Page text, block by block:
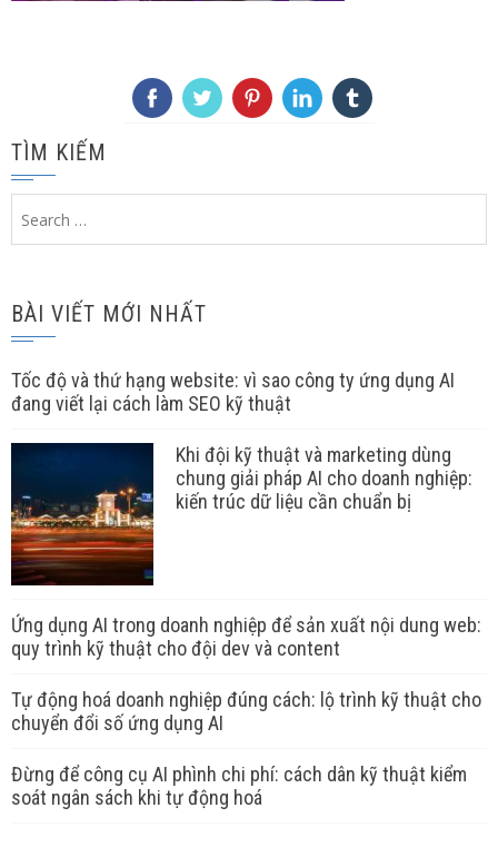
TÌM KIẾM
BÀI VIẾT MỚI NHẤT
Tốc độ và thứ hạng website: vì sao công ty ứng dụng AI
đang viết lại cách làm SEO kỹ thuật
Khi đội kỹ thuật và marketing dùng
chung giải pháp AI cho doanh nghiệp:
kiến trúc dữ liệu cần chuẩn bị
Ứng dụng AI trong doanh nghiệp để sản xuất nội dung web:
quy trình kỹ thuật cho đội dev và content
Tự động hoá doanh nghiệp đúng cách: lộ trình kỹ thuật cho
chuyển đổi số ứng dụng AI
Đừng để công cụ AI phình chi phí: cách dân kỹ thuật kiểm
soát ngân sách khi tự động hoá